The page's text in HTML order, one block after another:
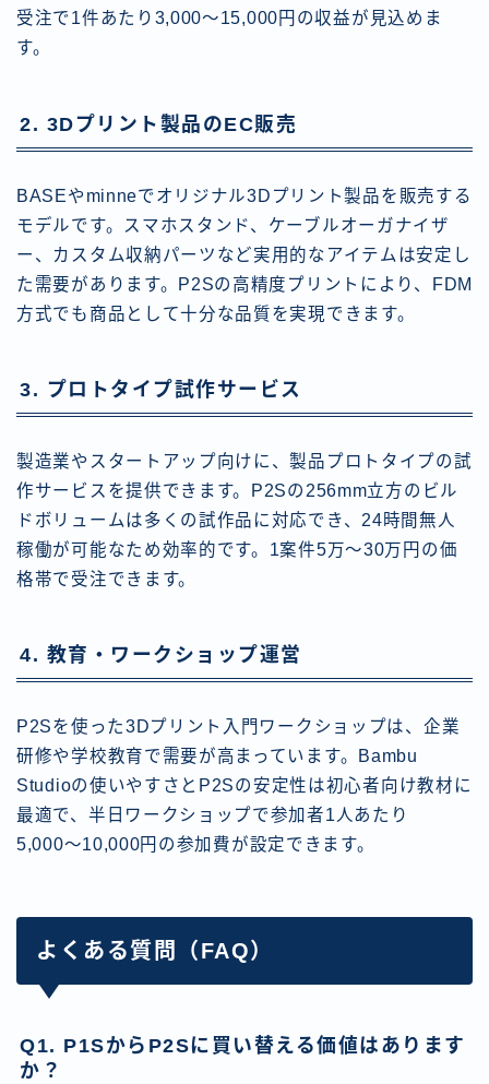
受注で1件あたり3,000〜15,000円の収益が見込めま
す。
2. 3Dプリント製品のEC販売
BASEやminneでオリジナル3Dプリント製品を販売する
モデルです。スマホスタンド、ケーブルオーガナイザ
ー、カスタム収納パーツなど実用的なアイテムは安定し
た需要があります。P2Sの高精度プリントにより、FDM
方式でも商品として十分な品質を実現できます。
3. プロトタイプ試作サービス
製造業やスタートアップ向けに、製品プロトタイプの試
作サービスを提供できます。P2Sの256mm立方のビル
ドボリュームは多くの試作品に対応でき、24時間無人
稼働が可能なため効率的です。1案件5万〜30万円の価
格帯で受注できます。
4. 教育・ワークショップ運営
P2Sを使った3Dプリント入門ワークショップは、企業
研修や学校教育で需要が高まっています。Bambu
Studioの使いやすさとP2Sの安定性は初心者向け教材に
最適で、半日ワークショップで参加者1人あたり
5,000〜10,000円の参加費が設定できます。
よくある質問（FAQ）
Q1. P1SからP2Sに買い替える価値はあります
か？